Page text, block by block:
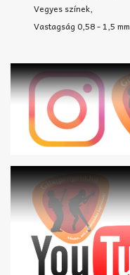
Vegyes színek,
Vastagság 0,58 - 1,5 mm